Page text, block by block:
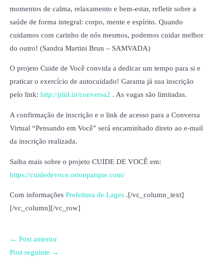
momentos de calma, relaxamento e bem-estar, refletir sobre a
saúde de forma integral: corpo, mente e espírito. Quando
cuidamos com carinho de nós mesmos, podemos cuidar melhor
do outro! (Sandra Martini Brun – SAMVADA)
O projeto Cuide de Você convida a dedicar um tempo para si e
praticar o exercício de autocuidado! Garanta já sua inscrição
pelo link: http://plid.in/conversa2 . As vagas são limitadas.
A confirmação de inscrição e o link de acesso para a Conversa
Virtual “Pensando em Você” será encaminhado direto ao e-mail
da inscrição realizada.
Saiba mais sobre o projeto CUIDE DE VOCÊ em:
https://cuidedevoce.orionparque.com/
Com informações Prefeitura de Lages .[/vc_column_text]
[/vc_column][/vc_row]
← Post anterior
Post seguinte →